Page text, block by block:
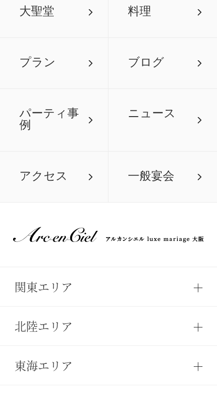
大聖堂 料理
プラン ブログ
パーティ事
例
ニュース
アクセス 一般宴会
関東エリア
北陸エリア
東海エリア